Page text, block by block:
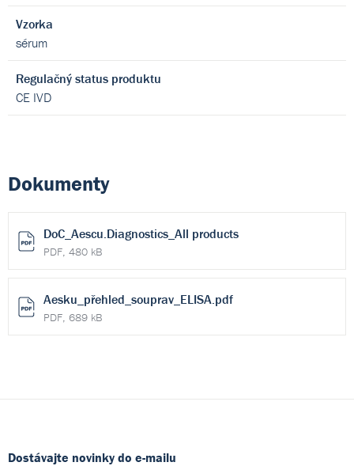
Vzorka
sérum
Regulačný status produktu
CE IVD
Dokumenty
DoC_Aescu.Diagnostics_All products
PDF, 480 kB
Aesku_přehled_souprav_ELISA.pdf
PDF, 689 kB
Dostávajte novinky do e-mailu